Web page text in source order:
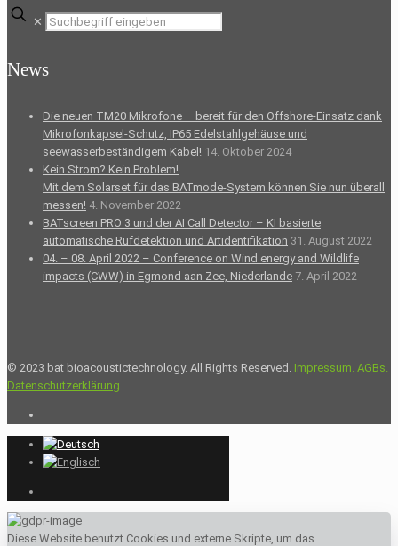
✕
News
Die neuen TM20 Mikrofone – bereit für den Offshore-Einsatz dank
Mikrofonkapsel-Schutz, IP65 Edelstahlgehäuse und
seewasserbeständigem Kabel! 14. Oktober 2024
Kein Strom? Kein Problem!
Mit dem Solarset für das BATmode-System können Sie nun überall
messen! 4. November 2022
BATscreen PRO 3 und der AI Call Detector – KI basierte
automatische Rufdetektion und Artidentifikation 31. August 2022
04. – 08. April 2022 – Conference on Wind energy and Wildlife
impacts (CWW) in Egmond aan Zee, Niederlande 7. April 2022
© 2023 bat bioacoustictechnology. All Rights Reserved. Impressum. AGBs.
Datenschutzerklärung
Diese Website benutzt Cookies und externe Skripte, um das